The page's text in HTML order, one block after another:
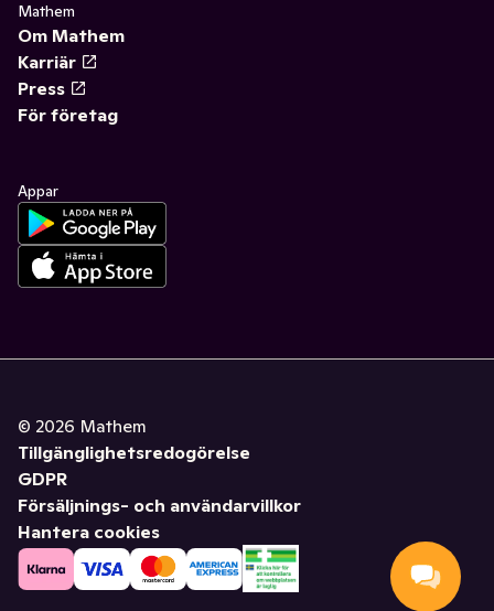
Mathem
Om Mathem
Karriär
Press
För företag
Appar
© 2026 Mathem
Tillgänglighetsredogörelse
GDPR
Försäljnings- och användarvillkor
Hantera cookies